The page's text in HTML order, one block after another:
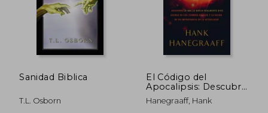
40%
dcto.
Sanidad Biblica
T.L. Osborn
El Código del
Apocalipsis: Descubra
Lo Que La Biblia
Realmente Dice
Hanegraaff, Hank